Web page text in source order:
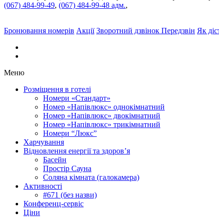
(067) 484-99-49, (067) 484-99-48 адм.,
Бронювання номерів Акції Зворотний дзвінок Передзвін Як
Меню
Розміщення в готелі
Номери «Стандарт»
Номер «Напівлюкс» однокімнатний
Номер «Напівлюкс» двокімнатний
Номер «Напівлюкс» трикімнатний
Номери “Люкс”
Харчування
Відновлення енергії та здоров’я
Басейн
Простір Сауна
Соляна кімната (галокамера)
Активності
#671 (без назви)
Конференц-сервіс
Ціни